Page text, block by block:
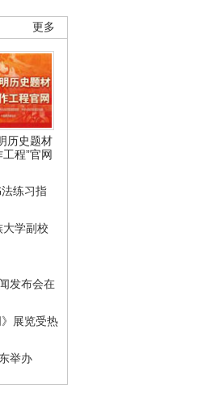
更多
历史题材
程”官网
练习指
学副校
发布会在
展览受热
举办